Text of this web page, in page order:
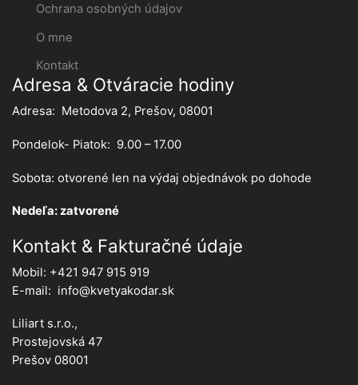
Ochrana osobných údajov
O mne
Kontakt
Adresa & Otváracie hodiny
Adresa: Metodova 2, Prešov, 08001
Pondelok- Piatok: 9.00 – 17.00
Sobota: otvorené len na výdaj objednávok po dohode
Nedeľa: zatvorené
Kontakt & Fakturačné údaje
Mobil: +421 947 915 919
E-mail: info@kvetyakodar.sk
Liliart s.r.o.,
Prostejovská 47
Prešov 08001